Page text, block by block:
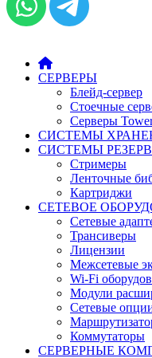
СЕРВЕРЫ
Блейд-сервер
Стоечные
Серверы
СИСТЕМЫ
СИСТЕМЫ
Стримеры
Ленточные
Картриджи
СЕТЕВОЕ
Сетевые
Трансиверы
Лицензии
Межсетевые
Wi-Fi
Модули
Сетевые
Коммутаторы
СЕРВЕРНЫЕ